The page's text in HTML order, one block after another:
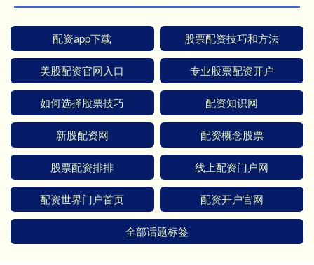
配资app下载 股票配资技巧和方法
美股配资官网入口 专业股票配资开户
如何选择股票技巧 配资知识网
新股配资网 配资概念股票
股票配资排排 线上配资门户网
配资世界门户首页 配资开户官网
全部话题标签